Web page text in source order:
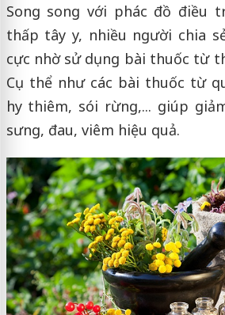
Song song với phác đồ điều
thấp tây y, nhiều người chia
cực nhờ sử dụng bài thuốc từ
Cụ thể như các bài thuốc từ
hy thiêm, sói rừng,... giúp
sưng, đau, viêm hiệu quả.